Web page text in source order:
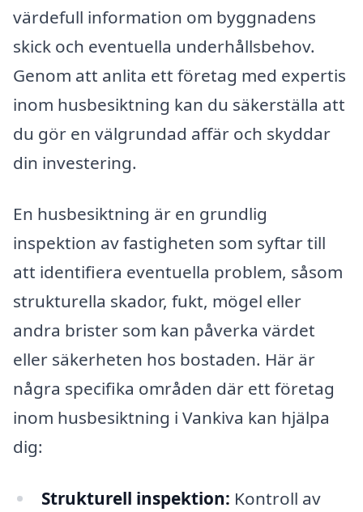
värdefull information om byggnadens
skick och eventuella underhållsbehov.
Genom att anlita ett företag med expertis
inom husbesiktning kan du säkerställa att
du gör en välgrundad affär och skyddar
din investering.
En husbesiktning är en grundlig
inspektion av fastigheten som syftar till
att identifiera eventuella problem, såsom
strukturella skador, fukt, mögel eller
andra brister som kan påverka värdet
eller säkerheten hos bostaden. Här är
några specifika områden där ett företag
inom husbesiktning i Vankiva kan hjälpa
dig:
Strukturell inspektion: Kontroll av